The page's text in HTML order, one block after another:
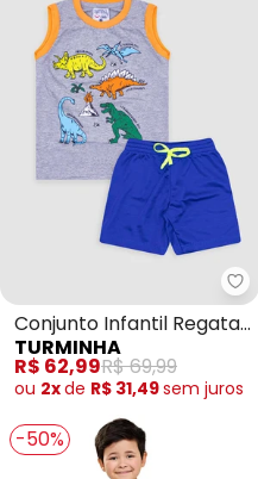
Conjunto Infantil Regata
Meia Malha (Cinza)
TURMINHA
R$ 62,99R$ 69,99
ou 2xde R$ 31,49sem juros
-50%